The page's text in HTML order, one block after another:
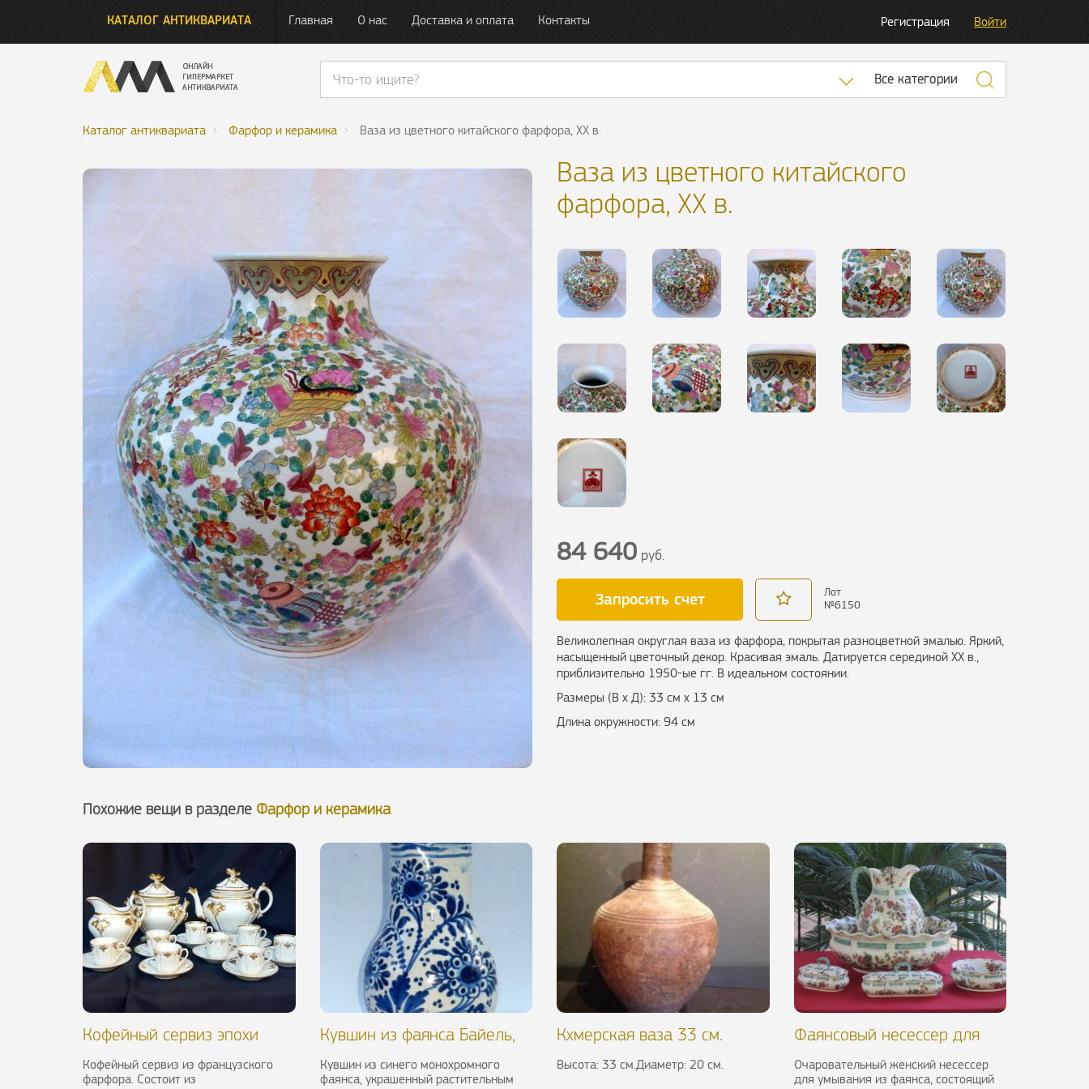
КАТАЛОГ АНТИКВАРИАТА Главная О нас Доставка и оплата Контакты Регистрация Войти
Список категорий
Все категории
Каталог антиквариата Фарфор и керамика Ваза из цветного китайского фарфора, ХХ в.
Ваза из цветного китайского
фарфора, ХХ в.
84 640 руб.
Запросить счет
Лот
№6150
Великолепная округлая ваза из фарфора, покрытая разноцветной эмалью. Яркий,
насыщенный цветочный декор. Красивая эмаль. Датируется серединой ХХ в.,
приблизительно 1950-ые гг. В идеальном состоянии.
Размеры (В х Д): 33 см х 13 см
Длина окружности: 94 см
Похожие вещи в разделе Фарфор и керамика
Кофейный сервиз эпохи
Кофейный сервиз из французского
фарфора. Состоит из
Кувшин из фаянса Байель,
Кувшин из синего монохромного
фаянса, украшенный растительным
Кхмерская ваза 33 см.
Высота: 33 см.Диаметр: 20 см.
Фаянсовый несессер для
Очаровательный женский несессер
для умывания из фаянса, состоящий